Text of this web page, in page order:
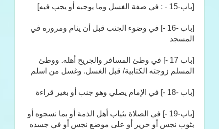
[باب-15 - : في صفة الغسل وما يوجبه أو يجب فيه]
[باب -16 -] في وضوء الجنب قبل أن ينام ومروره في
المسجد
[باب 17 -] في وطئ المسافر والجريح أهله. ووطئ
المسلم زوجته الكتابية/ قبل الغسل. وغسل من اسلم
[باب -18 -] في الإمام يصلي وهو جنب أو بغير قراءة
[باب-19 -] في الصلاة بثياب أهل الذمة أو بما نسجوه أو
بثوب نجس أو حرير أو على موضع نجس أو في جسده